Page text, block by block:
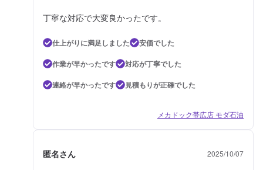
丁寧な対応で大変良かったです。
仕上がりに満足しました
安価でした
作業が早かったです
対応が丁寧でした
連絡が早かったです
見積もりが正確でした
メカドック帯広店 モダ石油
匿名さん 2025/10/07